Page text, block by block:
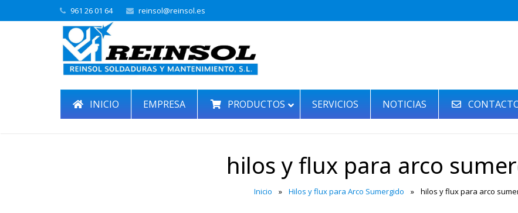
961 26 01 64 reinsol@reinsol.es
INICIO EMPRESA PRODUCTOS SERVICIOS NOTICIAS
hilos y flux para arco
Inicio » Hilos y flux para Arco Sumergido » hilos y flux para arco